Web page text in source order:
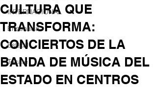
INTERNACIONAL
Ensenada
Estatal
Tecate
CULTURA QUE
TRANSFORMA:
CONCIERTOS DE LA
BANDA DE MÚSICA DEL
ESTADO EN CENTROS